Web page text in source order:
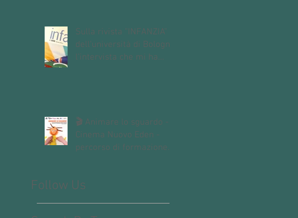
Sulla rivista "INFANZIA"
dell'università di Bologna,
l'intervista che mi ha
🎬 Animare lo sguardo -
Cinema Nuovo Eden -
percorso di formazione
scuola dell’infanzia e
Follow Us